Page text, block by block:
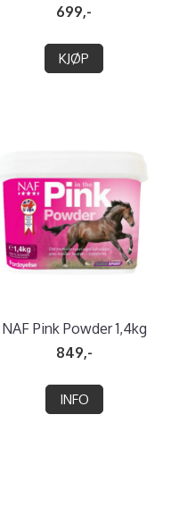
699,-
KJØP
NAF Pink Powder 1,4kg
849,-
INFO